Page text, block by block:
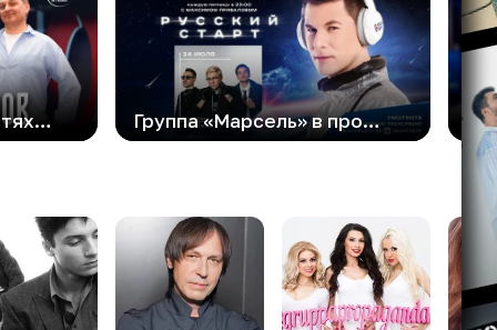
Роман Архипов в гостях шоу «Вечер на Русском»: «Дети — лучшие учителя» Группа «Марсель» в программе «Русский Старт»